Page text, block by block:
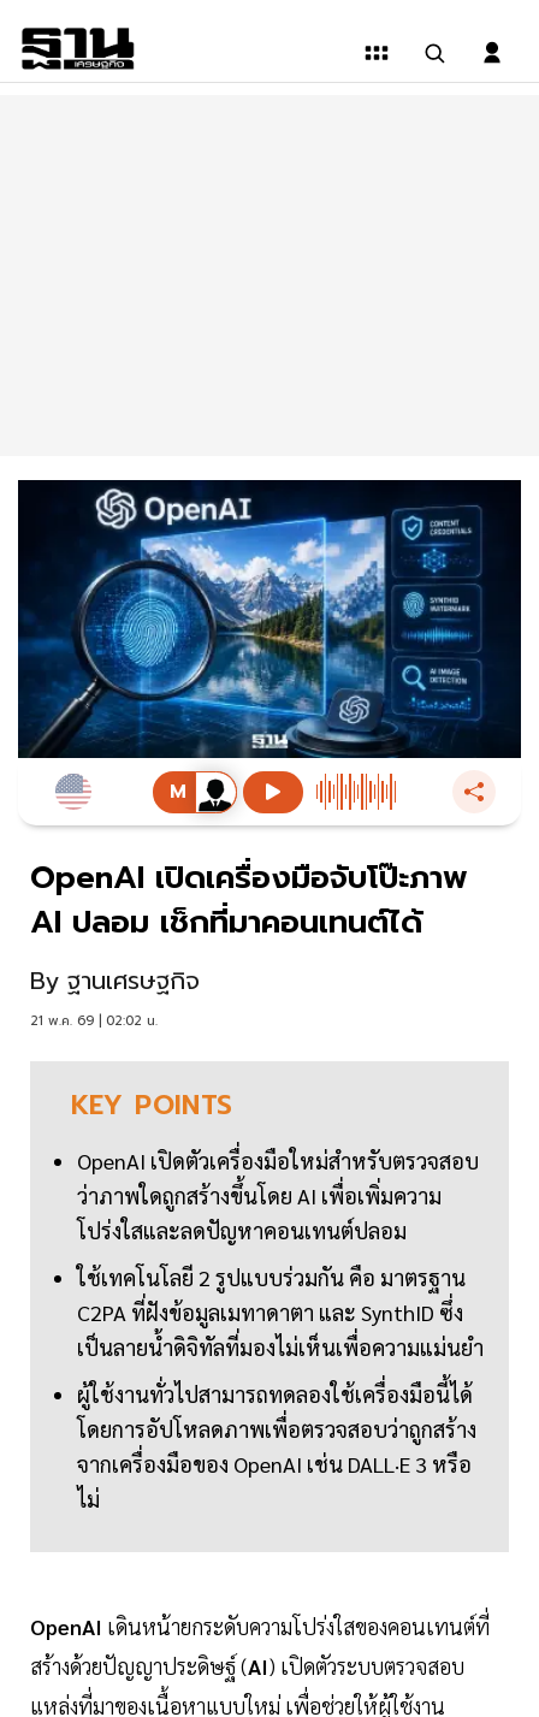
OpenAI เปิดเครื่องมือจับโป๊ะภาพ
AI ปลอม เช็กที่มาคอนเทนต์ได้
By ฐานเศรษฐกิจ
21 พ.ค. 69 | 02:02 น.
KEY POINTS
OpenAI เปิดตัวเครื่องมือใหม่สำหรับตรวจสอบ
ว่าภาพใดถูกสร้างขึ้นโดย AI เพื่อเพิ่มความ
โปร่งใสและลดปัญหาคอนเทนต์ปลอม
ใช้เทคโนโลยี 2 รูปแบบร่วมกัน คือ มาตรฐาน
C2PA ที่ฝังข้อมูลเมทาดาตา และ SynthID ซึ่ง
เป็นลายน้ำดิจิทัลที่มองไม่เห็นเพื่อความแม่นยำ
ผู้ใช้งานทั่วไปสามารถทดลองใช้เครื่องมือนี้ได้
โดยการอัปโหลดภาพเพื่อตรวจสอบว่าถูกสร้าง
จากเครื่องมือของ OpenAI เช่น DALL·E 3 หรือ
ไม่
OpenAI เดินหน้ายกระดับความโปร่งใสของคอนเทนต์ที่
สร้างด้วยปัญญาประดิษฐ์ (AI) เปิดตัวระบบตรวจสอบ
แหล่งที่มาของเนื้อหาแบบใหม่ เพื่อช่วยให้ผู้ใช้งาน